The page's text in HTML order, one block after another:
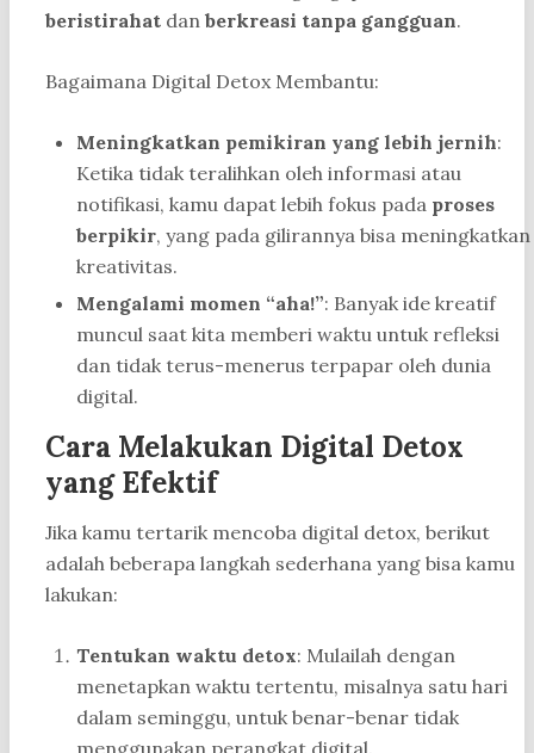
beristirahat dan berkreasi tanpa gangguan.
Bagaimana Digital Detox Membantu:
Meningkatkan pemikiran yang lebih jernih:
Ketika tidak teralihkan oleh informasi atau
notifikasi, kamu dapat lebih fokus pada proses
berpikir, yang pada gilirannya bisa meningkatkan
kreativitas.
Mengalami momen “aha!”: Banyak ide kreatif
muncul saat kita memberi waktu untuk refleksi
dan tidak terus-menerus terpapar oleh dunia
digital.
Cara Melakukan Digital Detox
yang Efektif
Jika kamu tertarik mencoba digital detox, berikut
adalah beberapa langkah sederhana yang bisa kamu
lakukan:
Tentukan waktu detox: Mulailah dengan
menetapkan waktu tertentu, misalnya satu hari
dalam seminggu, untuk benar-benar tidak
menggunakan perangkat digital.